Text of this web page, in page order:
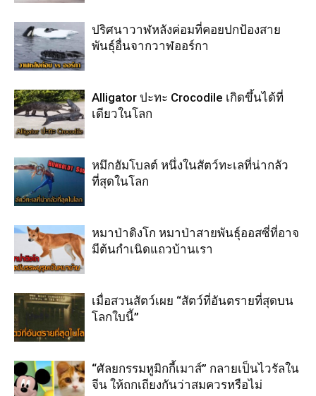
ปริศนาวาฬหลังค่อมที่คอยปกป้องสาย
พันธุ์อื่นจากวาฬออร์กา
Alligator ปะทะ Crocodile เกิดขึ้นได้ที่
เดียวในโลก
หมึกฮัมโบลต์ หนึ่งในสัตว์ทะเลที่น่ากลัว
ที่สุดในโลก
หมาป่าดิงโก หมาป่าสายพันธุ์ออสซี่ที่อาจ
มีต้นกำเนิดแถวบ้านเรา
เมื่อสวนสัตว์เผย “สัตว์ที่อันตรายที่สุดบน
โลกใบนี้”
“ศัลยกรรมหูมิกกี้เมาส์” กลายเป็นไวรัลใน
จีน ให้ถกเถียงกันว่าสมควรหรือไม่